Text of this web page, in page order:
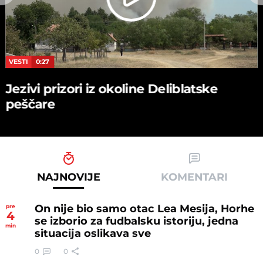
VESTI 0:27
Jezivi prizori iz okoline Deliblatske
peščare
NAJNOVIJE KOMENTARI
pre
4
min
On nije bio samo otac Lea Mesija, Horhe
se izborio za fudbalsku istoriju, jedna
situacija oslikava sve
0 0